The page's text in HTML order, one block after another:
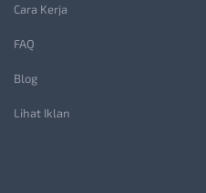
Cara Kerja
FAQ
Blog
Lihat Iklan